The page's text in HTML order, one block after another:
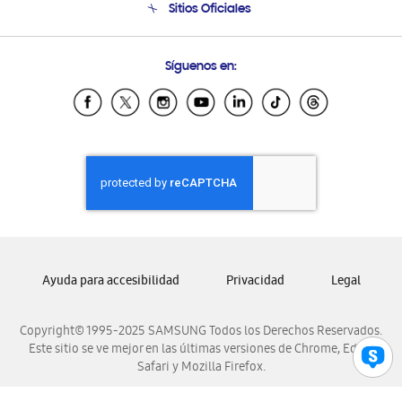
Condiciones de Compra
Soporte vía eMail
Sitios Oficiales
Samsung Ecuador
Samsung El Salvador
Samsung Honduras
Samsung Nicaragua
Samsung Panamá
Samsung Venezuela
Síguenos en:
Copyright© 1995-2025 SAMSUNG Todos los Derechos Reservados.
Este sitio se ve mejor en las últimas versiones de Chrome, Edge,
Safari y Mozilla Firefox.
Ayuda para accesibilidad Privacidad Legal